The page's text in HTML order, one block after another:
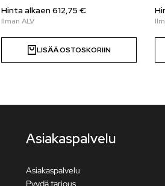
Hinta alkaen612,75 €
LISÄÄ OSTOSKORIIN
Asiakaspalvelu
Asiakaspalvelu
Pyydä tarjous